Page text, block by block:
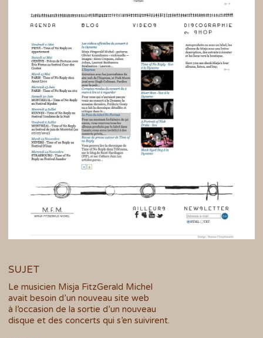
SUJET
Le musicien Misja FitzGerald Michel
avait besoin d’un nouveau site web
à l’occasion de la sortie d’un nouveau
disque et des concerts qui s’en suivirent.